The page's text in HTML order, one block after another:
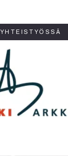
YHTEISTYÖSSÄ